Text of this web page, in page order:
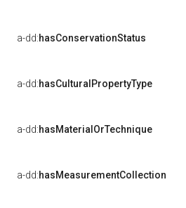
a-dd:hasConservationStatus
a-dd:hasCulturalPropertyType
a-dd:hasMaterialOrTechnique
a-dd:hasMeasurementCollection